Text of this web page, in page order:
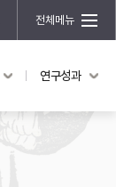
전체메뉴
연구성과